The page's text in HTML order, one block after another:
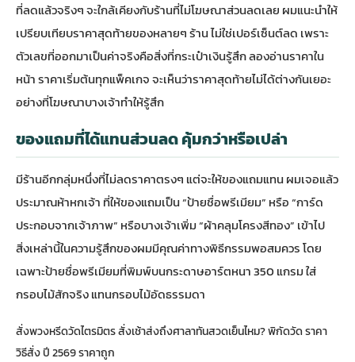
ที่ลดแล้วจริงๆ จะใกล้เคียงกับร้านที่ไม่โฆษณาส่วนลดเลย ผมแนะนำให้
เปรียบเทียบราคาสุดท้ายของหลายๆ ร้าน ไม่ใช่เปอร์เซ็นต์ลด เพราะ
ตัวเลขที่ออกมาเป็นค่าจริงคือสิ่งที่กระเป๋าเงินรู้สึก ลองอ่านราคาใน
หน้าราคาเริ่มต้นทุกแพ็คเกจจะเห็นว่าราคาสุดท้ายไม่ได้ต่างกันเยอะ
อย่างที่โฆษณาบางเจ้าทำให้รู้สึก
ของแถมที่ได้แทนส่วนลด คุ้มกว่าหรือเปล่า
มีร้านอีกกลุ่มหนึ่งที่ไม่ลดราคาตรงๆ แต่จะให้ของแถมแทน ผมเจอแล้ว
ประมาณห้าหกเจ้า ที่ให้ของแถมเป็น “ป้ายชื่อพรีเมียม” หรือ “การ์ด
ประกอบจากเจ้าภาพ” หรือบางเจ้าเพิ่ม “ผ้าคลุมโครงสีทอง” เข้าไป
สิ่งเหล่านี้ในความรู้สึกของผมมีคุณค่าทางพิธีกรรมพอสมควร โดย
เฉพาะป้ายชื่อพรีเมียมที่พิมพ์บนกระดาษอาร์ตหนา 350 แกรม ใส่
กรอบไม้สักจริง แทนกรอบไม้อัดธรรมดา
สั่งพวงหรีดวัดไตรมิตร สั่งเช้าส่งถึงศาลาทันสวดเย็นไหม? พิกัดวัด ราคา
วิธีสั่ง ปี 2569 ราคาถูก